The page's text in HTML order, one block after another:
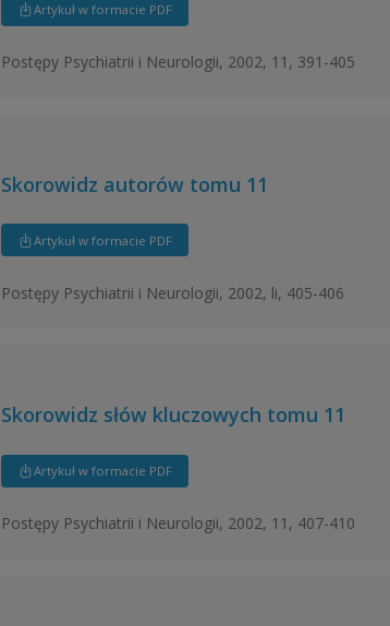
Artykuł w formacie PDF
Postępy Psychiatrii i Neurologii, 2002, 11, 391-405
Skorowidz autorów tomu 11
Artykuł w formacie PDF
Postępy Psychiatrii i Neurologii, 2002, li, 405-406
Skorowidz słów kluczowych tomu 11
Artykuł w formacie PDF
Postępy Psychiatrii i Neurologii, 2002, 11, 407-410